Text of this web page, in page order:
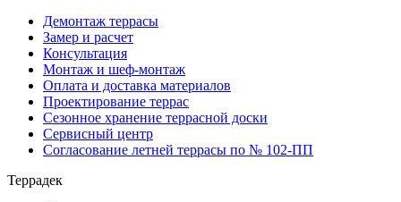
Демонтаж террасы
Замер и расчет
Консультация
Монтаж и шеф-монтаж
Оплата и доставка материалов
Проектирование террас
Сезонное хранение террасной доски
Сервисный центр
Согласование летней террасы по № 102-ПП
Террадек